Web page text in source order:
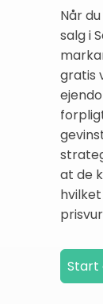
Når
salg i
gratis
at de